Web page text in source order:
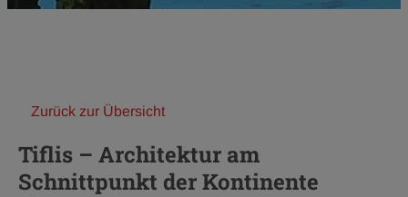
Zurück zur Übersicht
Tiflis – Architektur am
Schnittpunkt der Kontinente